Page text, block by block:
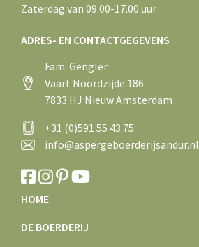
Zaterdag van 09.00-17.00 uur
ADRES- EN CONTACTGEGEVENS
Fam. Gengler
Vaart Noordzijde 186
7833 HJ Nieuw Amsterdam
+31 (0)591 55 43 75
info@aspergeboerderijsandur.nl
HOME
DE BOERDERIJ